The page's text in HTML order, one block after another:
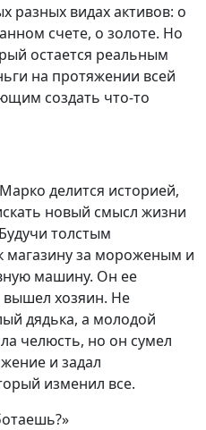
видах активов: о
счете, о золоте. Но
остается реальным
на протяжении всей
создать что-то
делится историей,
новый смысл жизни
толстым
магазину за мороженым и
машину. Он ее
вышел хозяин. Не
дядька, а молодой
челюсть, но он сумел
и задал
изменил все.